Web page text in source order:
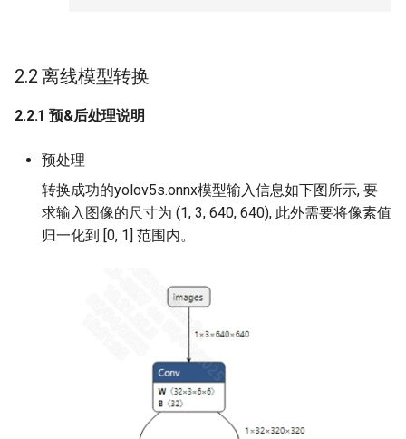
2.2 离线模型转换
2.2.1 预&后处理说明
预处理
转换成功的yolov5s.onnx模型输入信息如下图所示, 要
求输入图像的尺寸为 (1, 3, 640, 640), 此外需要将像素值
归一化到 [0, 1] 范围内。